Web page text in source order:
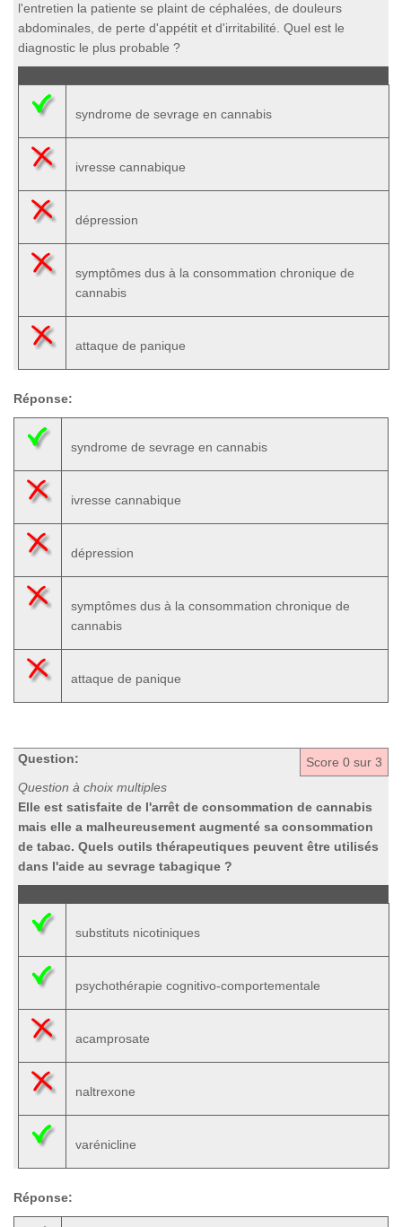
l'entretien la patiente se plaint de céphalées, de douleurs
abdominales, de perte d'appétit et d'irritabilité. Quel est le
diagnostic le plus probable ?
syndrome de sevrage en cannabis
ivresse cannabique
dépression
symptômes dus à la consommation chronique de
cannabis
attaque de panique
Réponse:
syndrome de sevrage en cannabis
ivresse cannabique
dépression
symptômes dus à la consommation chronique de
cannabis
attaque de panique
Score 0 sur 3
Question:
Question à choix multiples
Elle est satisfaite de l'arrêt de consommation de cannabis
mais elle a malheureusement augmenté sa consommation
de tabac. Quels outils thérapeutiques peuvent être utilisés
dans l'aide au sevrage tabagique ?
substituts nicotiniques
psychothérapie cognitivo-comportementale
acamprosate
naltrexone
varénicline
Réponse: